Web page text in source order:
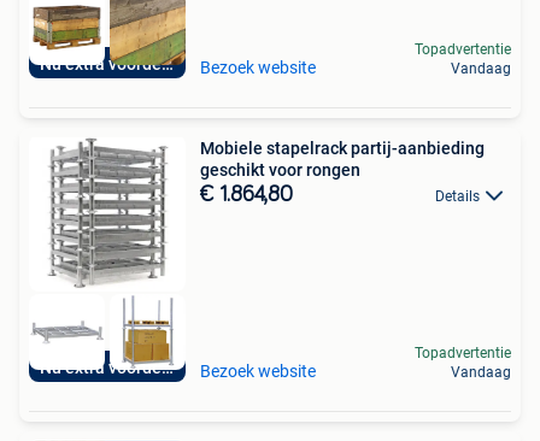
Nu extra voordelig Bezoek website
Topadvertentie
Vandaag
Nu extra voordelig
Mobiele stapelrack partij-aanbieding
geschikt voor rongen
€ 1.864,80 Details
Bezoek website
Topadvertentie
Vandaag